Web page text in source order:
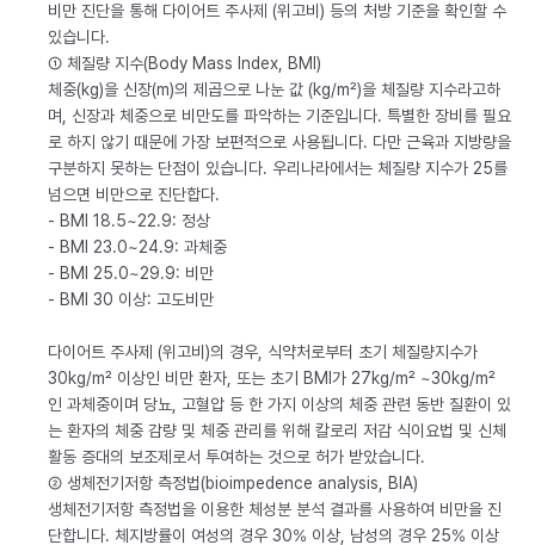
비만 진단을 통해 다이어트 주사제 (위고비) 등의 처방 기준을 확인할 수
있습니다.
① 체질량 지수(Body Mass Index, BMI)
체중(kg)을 신장(m)의 제곱으로 나눈 값 (kg/m²)을 체질량 지수라고하
며, 신장과 체중으로 비만도를 파악하는 기준입니다. 특별한 장비를 필요
로 하지 않기 때문에 가장 보편적으로 사용됩니다. 다만 근육과 지방량을
구분하지 못하는 단점이 있습니다. 우리나라에서는 체질량 지수가 25를
넘으면 비만으로 진단합다.
- BMI 18.5~22.9: 정상
- BMI 23.0~24.9: 과체중
- BMI 25.0~29.9: 비만
- BMI 30 이상: 고도비만
다이어트 주사제 (위고비)의 경우, 식약처로부터 초기 체질량지수가
30kg/m² 이상인 비만 환자, 또는 초기 BMI가 27kg/m² ~30kg/m²
인 과체중이며 당뇨, 고혈압 등 한 가지 이상의 체중 관련 동반 질환이 있
는 환자의 체중 감량 및 체중 관리를 위해 칼로리 저감 식이요법 및 신체
활동 증대의 보조제로서 투여하는 것으로 허가 받았습니다.
② 생체전기저항 측정법(bioimpedence analysis, BIA)
생체전기저항 측정법을 이용한 체성분 분석 결과를 사용하여 비만을 진
단합니다. 체지방률이 여성의 경우 30% 이상, 남성의 경우 25% 이상